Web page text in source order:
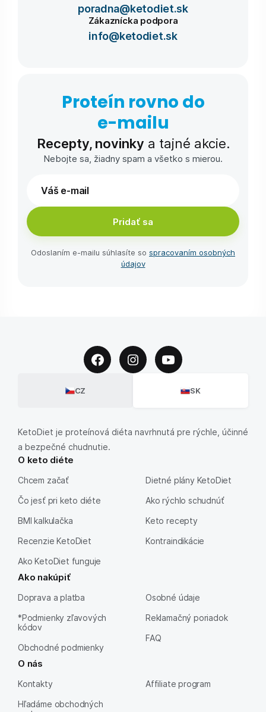
poradna@ketodiet.sk
Zákaznícka podpora
info@ketodiet.sk
Proteín rovno do
e-⁠mailu
Recepty, novinky a tajné akcie.
Nebojte sa, žiadny spam a všetko s mierou.
Pridať sa
Odoslaním e-⁠mailu súhlasíte so spracovaním osobných
údajov
CZ SK
KetoDiet je proteínová diéta navrhnutá pre rýchle, účinné
a bezpečné chudnutie.
O keto diéte
Chcem začať
Čo jesť pri keto diéte
BMI kalkulačka
Recenzie KetoDiet
Ako KetoDiet funguje
Dietné plány KetoDiet
Ako rýchlo schudnúť
Keto recepty
Kontraindikácie
Ako nakúpiť
Doprava a platba
*Podmienky zľavových
kódov
Obchodné podmienky
Osobné údaje
Reklamačný poriadok
FAQ
O nás
Kontakty
Hľadáme obchodných
Affiliate program